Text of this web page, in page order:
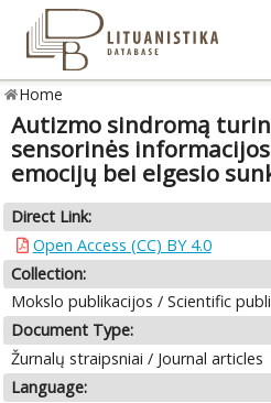
Home
Autizmo sindromą
sensorinės
emocijų bei elgesio
Direct Link:
Open Access (CC) BY 4.0
Collection:
Mokslo publikacijos / Scientific
Document Type:
Žurnalų straipsniai / Journal articles
Language: